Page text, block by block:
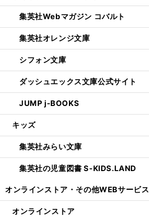
集英社Webマガジン コバルト
集英社オレンジ文庫
シフォン文庫
ダッシュエックス文庫公式サイト
JUMP j-BOOKS
キッズ
集英社みらい文庫
集英社の児童図書 S-KIDS.LAND
オンラインストア・ その他WEBサービス
オンラインストア